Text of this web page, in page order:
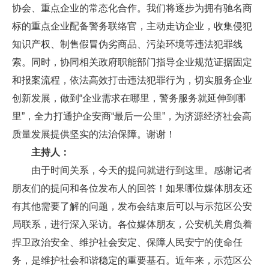
协会、重点企业的常态化合作。我们将逐步为拥有驰名商
标的重点企业配备警务联络官，主动走访企业，收集侵犯
知识产权、制售假冒伪劣商品、污染环境等违法犯罪线
索。同时，协同相关政府职能部门指导企业规范证据固定
和报案流程，依法高效打击违法犯罪行为，切实服务企业
创新发展，做到“企业需求在哪里，警务服务就延伸到哪
里”，全力打通护企安商“最后一公里”，为济源经济社会高
质量发展提供坚实的法治保障。谢谢！
主持人：
由于时间关系，今天的提问就进行到这里。感谢记者
朋友们的提问和各位发布人的回答！如果哪位媒体朋友还
有其他需要了解的问题，发布会结束后可以与示范区公安
局联系，进行深入采访。各位媒体朋友，公安机关肩负着
捍卫政治安全、维护社会安定、保障人民安宁的使命任
务，是维护社会和谐稳定的重要基石。近年来，示范区公